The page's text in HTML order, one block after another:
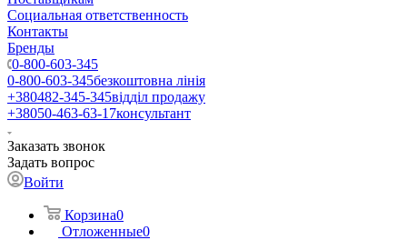
Социальная ответственность
Контакты
Бренды
0-800-603-345
0-800-603-345безкоштовна лінія
+380482-345-345відділ продажу
+38050-463-63-17консультант
Заказать звонок
Задать вопрос
Войти
Корзина0
Отложенные0